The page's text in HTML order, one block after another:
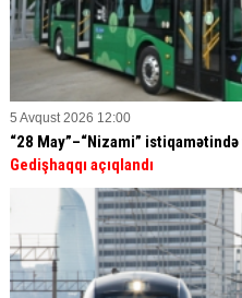
5 Avqust 2026 12:00
“28 May”–“Nizami”
Gedişhaqqı açıqlandı